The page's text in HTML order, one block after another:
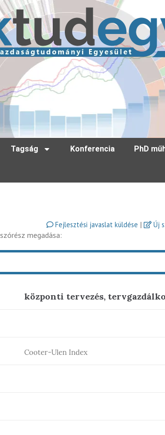
Tagság Konferencia PhD
Fejlesztési javaslat küldése | Új
megadása:
központi tervezés,
Cooter-Ulen Index